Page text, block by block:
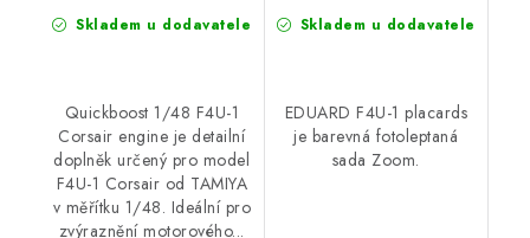
Skladem u dodavatele
Quickboost 1/48 F4U-1
Corsair engine je detailní
doplněk určený pro model
F4U-1 Corsair od TAMIYA
v měřítku 1/48. Ideální pro
zvýraznění motorového...
Skladem u dodavatele
EDUARD F4U-1 placards
je barevná fotoleptaná
sada Zoom.